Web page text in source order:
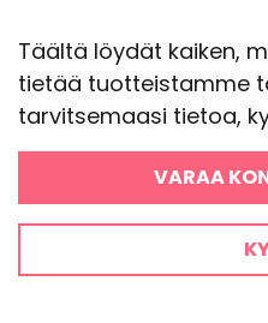
Täältä löydät kaiken,
tietää tuotteistamme
tarvitsemaasi tietoa,
VARAA